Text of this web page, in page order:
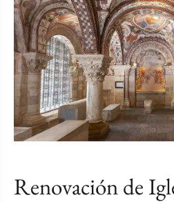
Renovación de